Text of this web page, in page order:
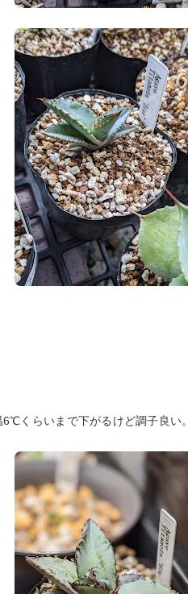
くらいまで下がるけど調子良い。